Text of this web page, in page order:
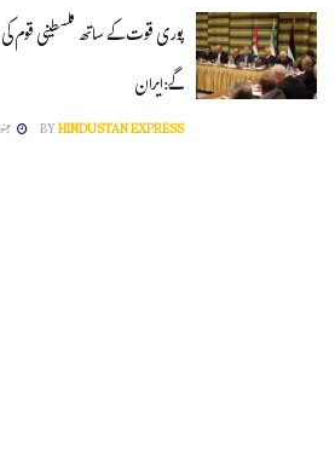
پوری قوت کے ساتھ فلسطینی قوم
گے:ایران
BYHINDUSTAN EXPRESS